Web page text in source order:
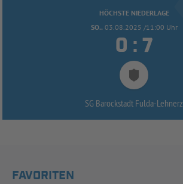
HÖCHSTE NIEDERLAGE
SO.. 03.08.2025 /11:00 Uhr
 : 
SG Barockstadt Fulda-Lehnerz
FAVORITEN